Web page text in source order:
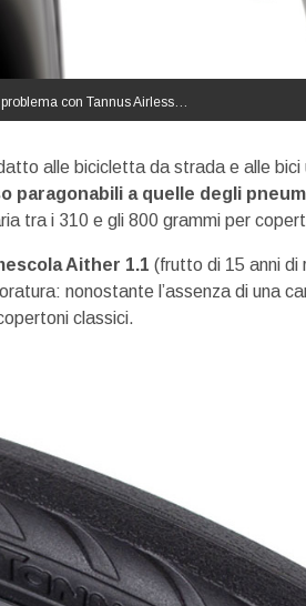
con Tannus Airless…
alle bicicletta da strada e alle
paragonabili a quelle degli
tra i 310 e gli 800 grammi per
Aither 1.1 (frutto di 15 anni di
nonostante l’assenza di una
classici.